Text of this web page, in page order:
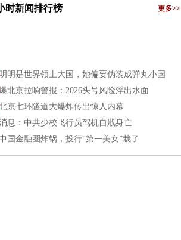
时新闻排行榜 更多>>
明明是世界领土大国，她偏要伪装成弹丸小国
北京拉响警报：2026头号风险浮出水面
京七环隧道大爆炸传出惊人内幕
息：中共少校飞行员驾机自戕身亡
国金融圈炸锅，投行“第一美女”栽了